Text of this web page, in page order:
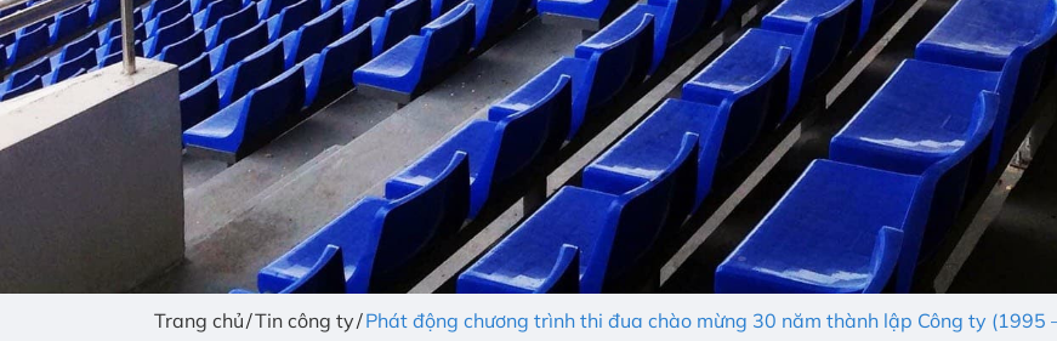
Trang chủ Tin công ty Phát động chương trình thi đua chào mừng 30 năm thành lập Công ty (1995